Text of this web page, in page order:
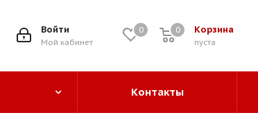
0 Корзина
0
пуста
0
Войти
Мой кабинет
Контакты